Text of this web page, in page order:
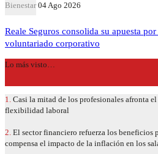
Bienestar 04 Ago 2026
Reale Seguros consolida su apuesta
voluntariado corporativo
Lo más visto…
1. Casi la mitad de los profesionales afronta
flexibilidad laboral
2. El sector financiero refuerza los beneficios
compensa el impacto de la inflación en los